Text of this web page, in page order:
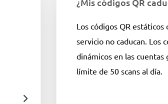
Los códigos QR
servicio no caducan. Los
dinámicos en las
límite de 50 scans al día.